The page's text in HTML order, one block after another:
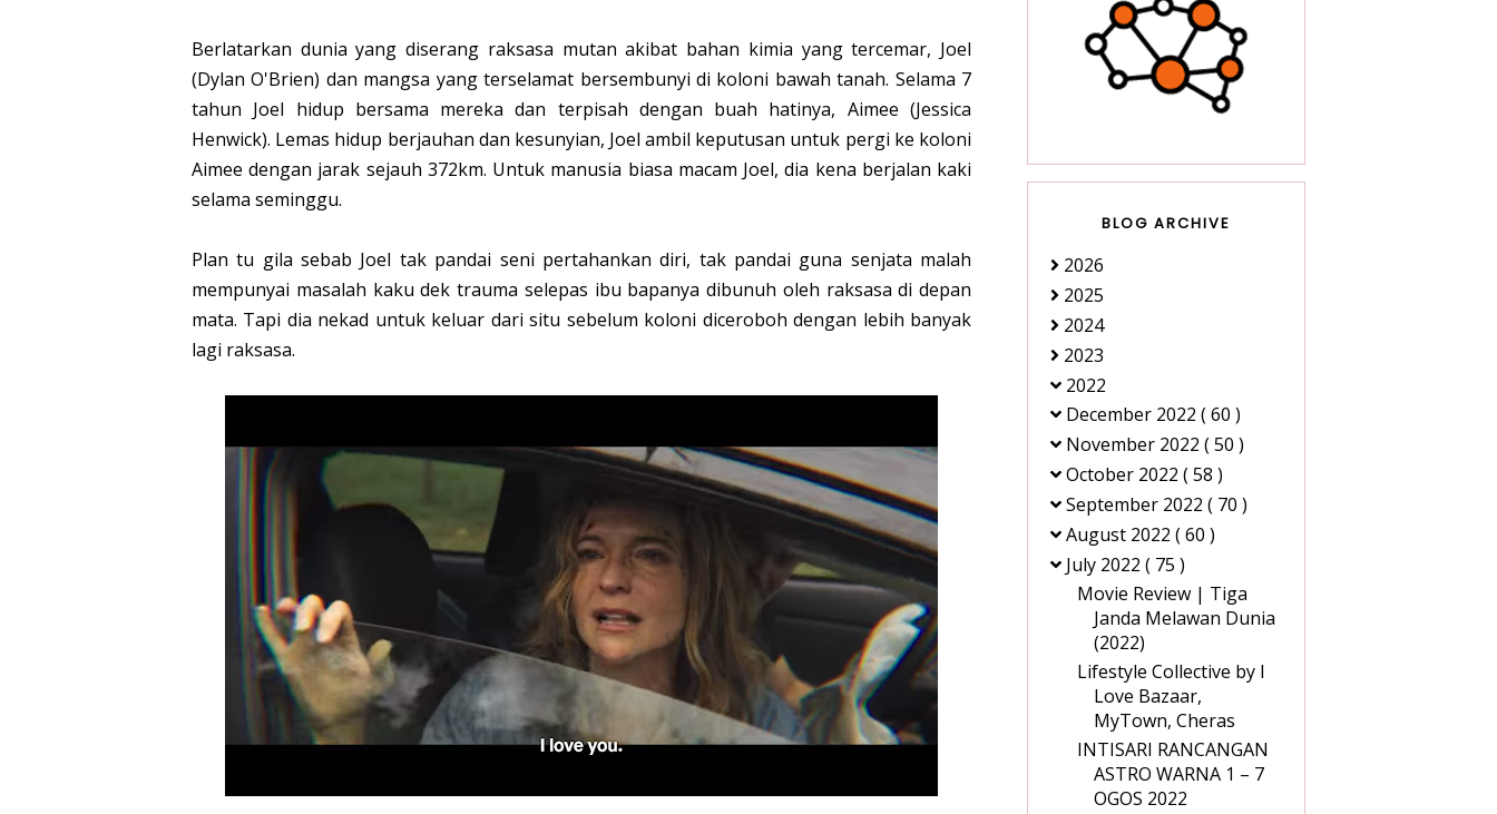
Berlatarkan dunia yang diserang raksasa mutan akibat bahan kimia yang tercemar, Joel
(Dylan O'Brien) dan mangsa yang terselamat bersembunyi di koloni bawah tanah. Selama 7
tahun Joel hidup bersama mereka dan terpisah dengan buah hatinya, Aimee (Jessica
Henwick). Lemas hidup berjauhan dan kesunyian, Joel ambil keputusan untuk pergi ke koloni
Aimee dengan jarak sejauh 372km. Untuk manusia biasa macam Joel, dia kena berjalan kaki
selama seminggu.
Plan tu gila sebab Joel tak pandai seni pertahankan diri, tak pandai guna senjata malah
mempunyai masalah kaku dek trauma selepas ibu bapanya dibunuh oleh raksasa di depan
mata. Tapi dia nekad untuk keluar dari situ sebelum koloni diceroboh dengan lebih banyak
lagi raksasa.
BLOG ARCHIVE
2026
2025
2024
2023
2022
December 2022 ( 60 )
November 2022 ( 50 )
October 2022 ( 58 )
September 2022 ( 70 )
August 2022 ( 60 )
July 2022 ( 75 )
Movie Review | Tiga
Janda Melawan Dunia
(2022)
Lifestyle Collective by I
Love Bazaar,
MyTown, Cheras
INTISARI RANCANGAN
ASTRO WARNA 1 – 7
OGOS 2022